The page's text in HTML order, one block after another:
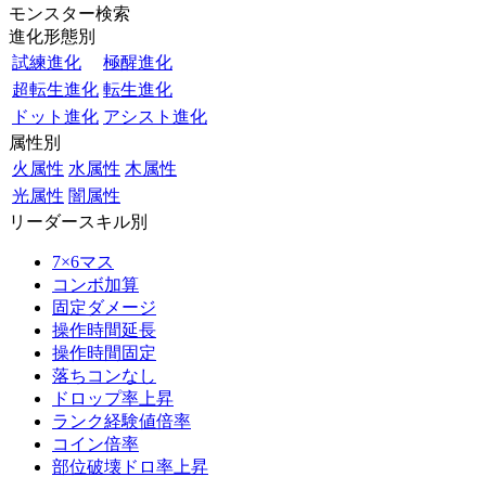
モンスター検索
進化形態別
試練進化
極醒進化
超転生進化 転生進化
ドット進化 アシスト進化
属性別
火属性 水属性 木属性
光属性 闇属性
リーダースキル別
7×6マス
コンボ加算
固定ダメージ
操作時間延長
操作時間固定
落ちコンなし
ドロップ率上昇
ランク経験値倍率
コイン倍率
部位破壊ドロ率上昇